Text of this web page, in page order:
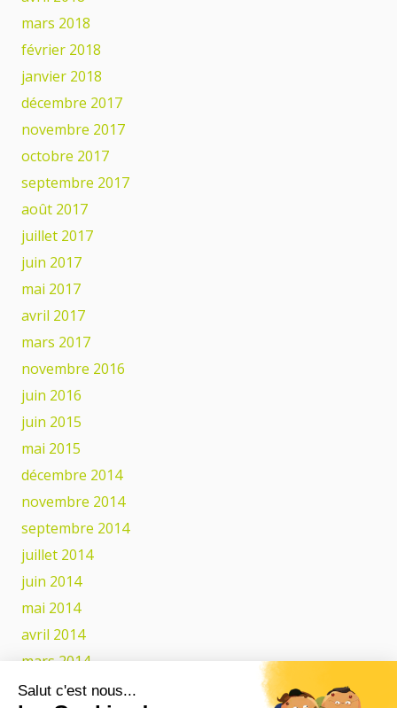
Salut c'est nous...
mars 2018
février 2018
janvier 2018
décembre 2017
novembre 2017
octobre 2017
septembre 2017
août 2017
juillet 2017
juin 2017
mai 2017
avril 2017
mars 2017
novembre 2016
juin 2016
juin 2015
mai 2015
décembre 2014
novembre 2014
septembre 2014
juillet 2014
juin 2014
mai 2014
avril 2014
mars 2014
février 2014